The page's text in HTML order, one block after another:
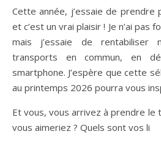
Cette année, j’essaie de
et c’est un vrai plaisir ! Je n’ai pas
mais j’essaie de rentabiliser
transports en commun, en
smartphone. J’espère que cette
au printemps 2026 pourra vous
Et vous, vous arrivez à prendre le
vous aimeriez ? Quels sont vos li